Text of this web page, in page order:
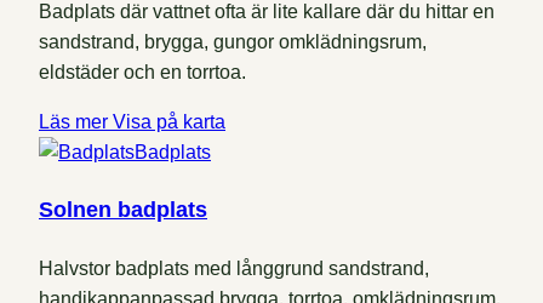
Badplats där vattnet ofta är lite kallare där du hittar en
sandstrand, brygga, gungor omklädningsrum,
eldstäder och en torrtoa.
Läs mer Visa på karta
Badplats
Solnen badplats
Halvstor badplats med långgrund sandstrand,
handikappanpassad brygga, torrtoa, omklädningsrum,